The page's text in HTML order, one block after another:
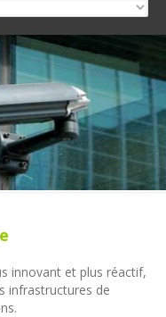
innovant et plus réactif,
infrastructures de